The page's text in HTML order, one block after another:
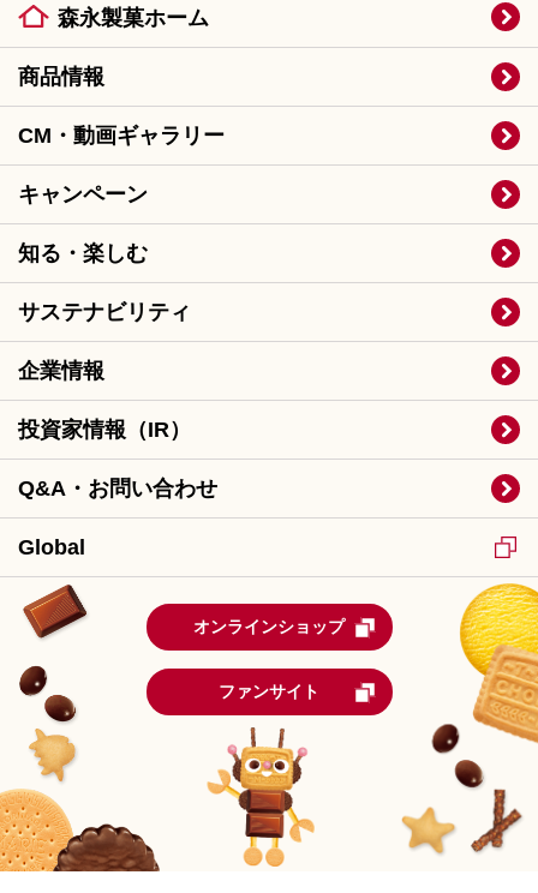
森永製菓ホーム
商品情報
CM・動画ギャラリー
キャンペーン
知る・楽しむ
サステナビリティ
企業情報
投資家情報（IR）
Q&A・お問い合わせ
Global
オンラインショップ
ファンサイト